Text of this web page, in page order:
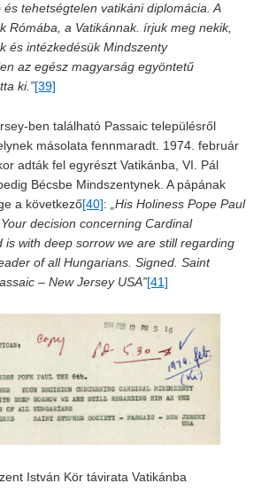
tehetségtelen vatikáni diplomácia. A
Rómába, a Vatikánnak. írjuk meg nekik,
és intézkedésük Mindszenty
az egész magyarság egyöntetű
ki.”[39]
ben található Passaic településről
másolata fennmaradt. 1974. február
adták fel egyrészt Vatikánba, VI. Pál
Bécsbe Mindszentynek. A pápának
a következő[40]:
„His Holiness Pope Paul
decision concerning Cardinal
is with deep sorrow we are still regarding
of all Hungarians. Signed. Saint
– New Jersey USA”[41]
István Kör távirata Vatikánba